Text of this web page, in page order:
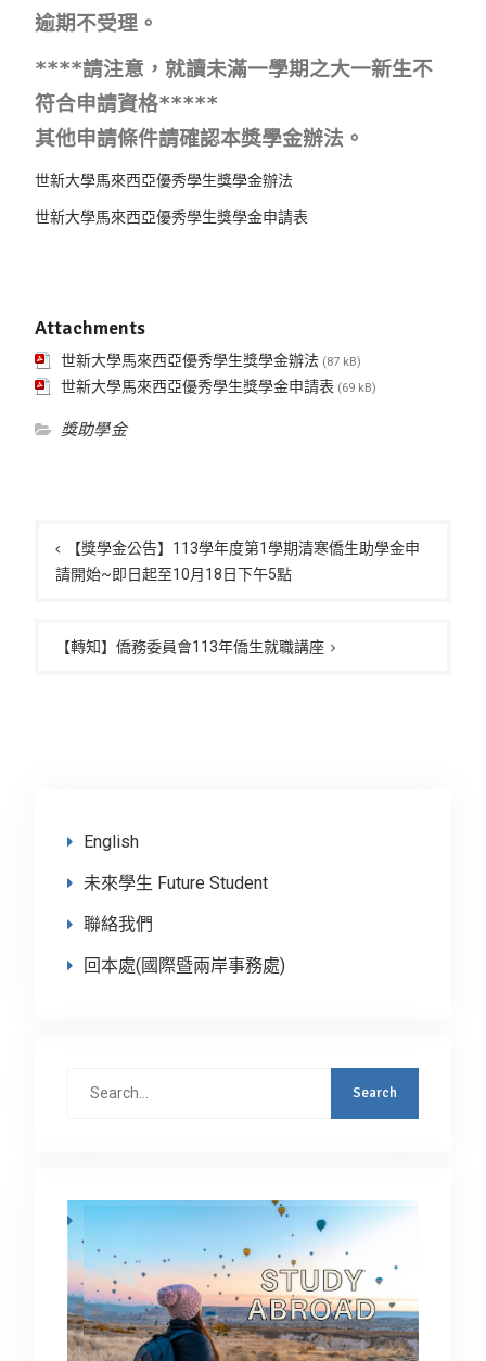
逾期不受理。
****請注意，就讀未滿一學期之大一新生不
符合申請資格*****
其他申請條件請確認本獎學金辦法。
世新大學馬來西亞優秀學生獎學金辦法
世新大學馬來西亞優秀學生獎學金申請表
Attachments
世新大學馬來西亞優秀學生獎學金辦法 (87 kB)
世新大學馬來西亞優秀學生獎學金申請表 (69 kB)
獎助學金
章
導
【獎學金公告】113學年度第1學期清寒僑生助學金申
請開始~即日起至10月18日下午5點
【轉知】僑務委員會113年僑生就職講座
English
未來學生 Future Student
聯絡我們
回本處(國際暨兩岸事務處)